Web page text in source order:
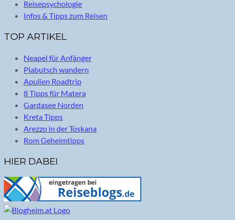
Reisepsychologie
Infos & Tipps zum Reisen
TOP ARTIKEL
Neapel für Anfänger
Plabutsch wandern
Apulien Roadtrip
8 Tipps für Matera
Gardasee Norden
Kreta Tipps
Arezzo in der Toskana
Rom Geheimtipps
HIER DABEI